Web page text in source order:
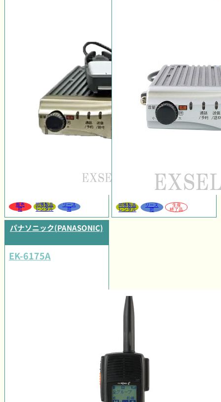
販売
可
同等製品
レンタル
リース
可
同等製品
レンタル
リース
可
生産
終了品
パナソニック(PANASONIC)
EK-6175A